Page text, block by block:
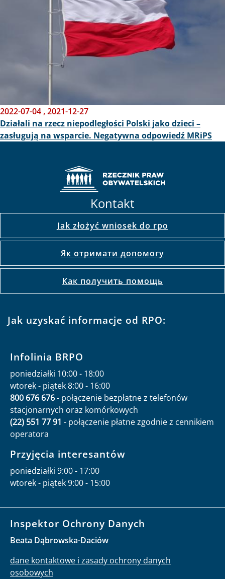
2022-07-04 ,2021-12-27
Działali na rzecz niepodległości Polski jako dzieci –
zasługują na wsparcie. Negatywna odpowiedź MRiPS
Kontakt
Jak złożyć wniosek do rpo
Як отримати допомогу
Как получить помощь
Jak uzyskać informacje od RPO:
Infolinia BRPO
poniedziałki 10:00 - 18:00
wtorek - piątek 8:00 - 16:00
800 676 676- połączenie bezpłatne z telefonów
stacjonarnych oraz komórkowych
(22) 551 77 91 - połączenie płatne zgodnie z cennikiem
operatora
Przyjęcia interesantów
poniedziałki 9:00 - 17:00
wtorek - piątek 9:00 - 15:00
Inspektor Ochrony Danych
Beata Dąbrowska-Daciów
dane kontaktowe i zasady ochrony danych
osobowych